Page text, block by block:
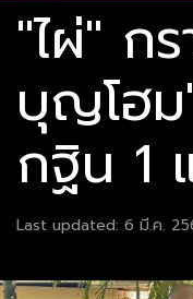
"ไผ่" ก
บุญโฮม
กฐิน 1
Last updated: 6 มี.ค.